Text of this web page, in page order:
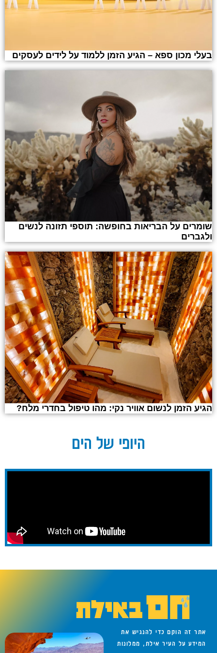
בעלי מכון ספא – הגיע הזמן ללמוד על לידים לעסקים
שומרים על הבריאות בחופשה: תוספי תזונה לנשים
ולגברים
הגיע הזמן לנשום אוויר נקי: מהו טיפול בחדרי מלח?
היופי של הים
אתר זה הוקם כדי להנגיש את
המידע על העיר אילת, ממלונות